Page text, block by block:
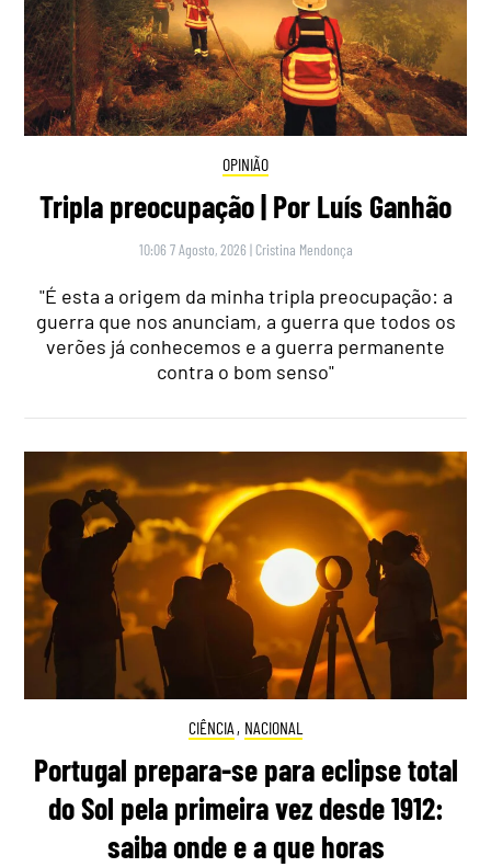
OPINIÃO
Tripla preocupação | Por Luís Ganhão
10:06 7 Agosto, 2026 | Cristina Mendonça
"É esta a origem da minha tripla preocupação: a
guerra que nos anunciam, a guerra que todos os
verões já conhecemos e a guerra permanente
contra o bom senso"
CIÊNCIA , NACIONAL
Portugal prepara-se para eclipse total
do Sol pela primeira vez desde 1912:
saiba onde e a que horas